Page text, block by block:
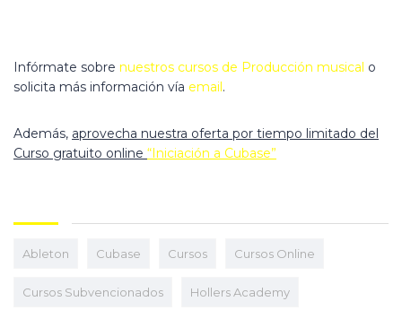
Infórmate sobre nuestros cursos de Producción musical o
solicita más información vía email.
Además, aprovecha nuestra oferta por tiempo limitado del
Curso gratuito online “Iniciación a Cubase”
Ableton Cubase Cursos Cursos Online
Cursos Subvencionados Hollers Academy